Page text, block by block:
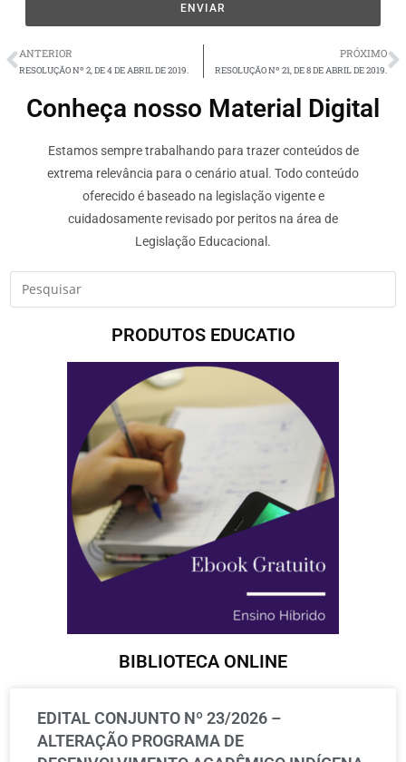
ENVIAR
ANTERIOR
RESOLUÇÃO Nº 2, DE 4 DE ABRIL DE 2019.
PRÓXIMO
RESOLUÇÃO Nº 21, DE 8 DE ABRIL DE 2019.
Conheça nosso Material Digital
Estamos sempre trabalhando para trazer conteúdos de
extrema relevância para o cenário atual. Todo conteúdo
oferecido é baseado na legislação vigente e
cuidadosamente revisado por peritos na área de
Legislação Educacional.
PRODUTOS EDUCATIO
BIBLIOTECA ONLINE
EDITAL CONJUNTO Nº 23/2026 –
ALTERAÇÃO PROGRAMA DE